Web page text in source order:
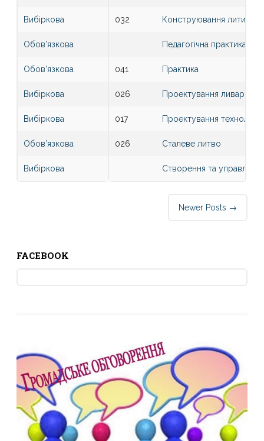
032 Конструювання литих
Педагогічна практика
041 Практика
026 Проектування ливарних
017 Проектування
026 Сталеве литво
Створення та
Вибіркова
Обов’язкова
Обов’язкова
Вибіркова
Вибіркова
Обов’язкова
Вибіркова
Newer Posts →
FACEBOOK